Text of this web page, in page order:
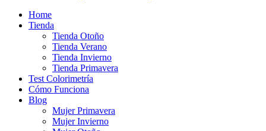
Home
Tienda
Tienda Otoño
Tienda Verano
Tienda Invierno
Tienda Primavera
Test Colorimetría
Cómo Funciona
Blog
Mujer Primavera
Mujer Invierno